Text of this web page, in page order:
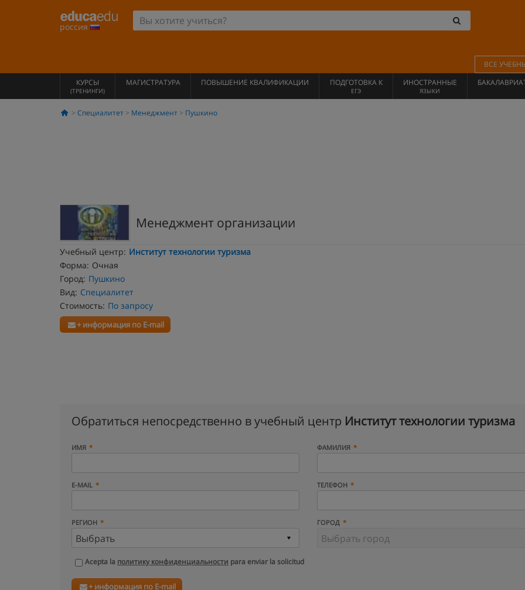
россия
ВСЕ
КУРСЫ
(ТРЕНИНГИ)
МАГИСТРАТУРА ПОВЫШЕНИЕ КВАЛИФИКАЦИИ ПОДГОТОВКА К
ЕГЭ
ИНОСТРАННЫЕ
ЯЗЫКИ
Специалитет Менеджмент Пушкино
Менеджмент организации
Учебный центр: Институт технологии туризма
Форма: Очная
Город: Пушкино
Вид: Специалитет
Стоимость: По запросу
+ информация по E-mail
Обратиться непосредственно в учебный центр Институт технологии туризма
ИМЯ ФАМИЛИЯ
E-MAIL ТЕЛЕФОН
РЕГИОН ГОРОД
Acepta la политику конфиденциальности para enviar la solicitud
+ информация по E-mail